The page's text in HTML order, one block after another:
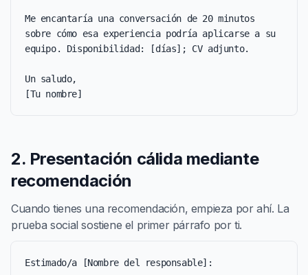
Me encantaría una conversación de 20 minutos
sobre cómo esa experiencia podría aplicarse a su
equipo. Disponibilidad: [días]; CV adjunto.
Un saludo,
[Tu nombre]
2. Presentación cálida mediante
recomendación
Cuando tienes una recomendación, empieza por ahí. La
prueba social sostiene el primer párrafo por ti.
Estimado/a [Nombre del responsable]: